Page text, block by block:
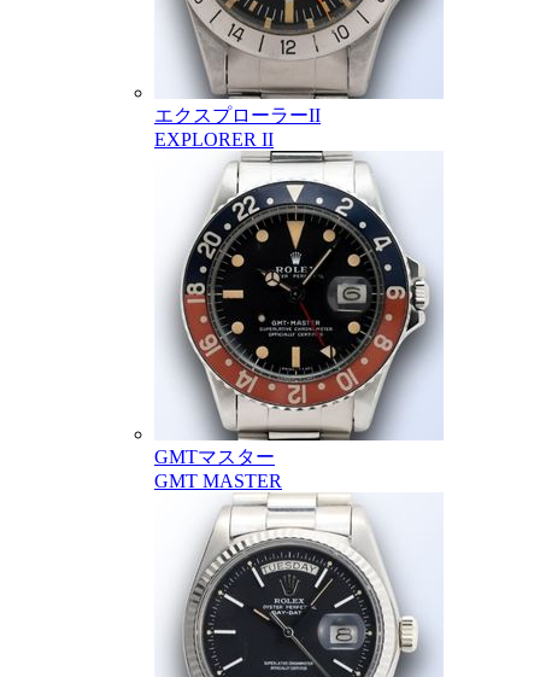
エクスプローラーII
EXPLORER II
GMTマスター
GMT MASTER